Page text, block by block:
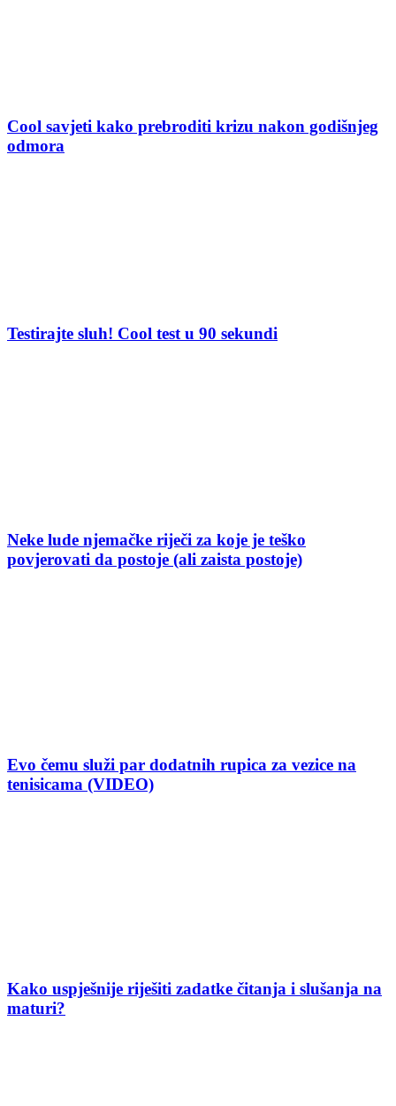
Cool savjeti kako prebroditi krizu nakon godišnjeg
odmora
Testirajte sluh! Cool test u 90 sekundi
Neke lude njemačke riječi za koje je teško
povjerovati da postoje (ali zaista postoje)
Evo čemu služi par dodatnih rupica za vezice na
tenisicama (VIDEO)
Kako uspješnije riješiti zadatke čitanja i slušanja na
maturi?